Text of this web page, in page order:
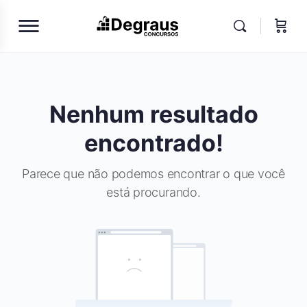
Nenhum resultado
encontrado!
Parece que não podemos encontrar o que você
está procurando.